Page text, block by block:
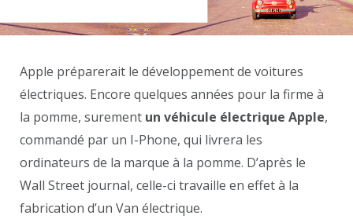
Apple préparerait le développement de voitures
électriques. Encore quelques années pour la firme à
la pomme, surement un véhicule électrique Apple,
commandé par un I-Phone, qui livrera les
ordinateurs de la marque à la pomme. D’après le
Wall Street journal, celle-ci travaille en effet à la
fabrication d’un Van électrique.